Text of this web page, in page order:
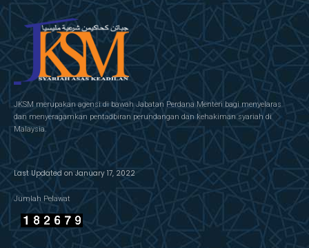
JKSM merupakan agensi di bawah Jabatan Perdana Menteri bagi menyelaras
dan menyeragamkan pentadbiran perundangan dan kehakiman syariah di
Malaysia.
Last Updated on January 17, 2022
Jumlah Pelawat